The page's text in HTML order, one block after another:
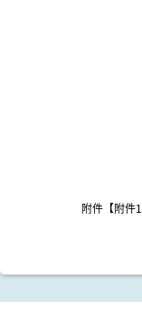
附件【附件